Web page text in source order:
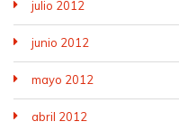
julio 2012
junio 2012
mayo 2012
abril 2012